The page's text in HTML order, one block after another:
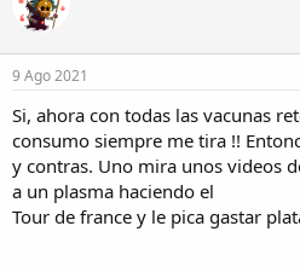
9 Ago 2021
Si, ahora con todas las vacunas
consumo siempre me tira !!
y contras. Uno mira unos videos
a un plasma haciendo el
Tour de france y le pica gastar